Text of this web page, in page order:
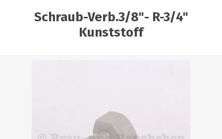
Schraub-Verb.3/8"- R-3/4"
Kunststoff